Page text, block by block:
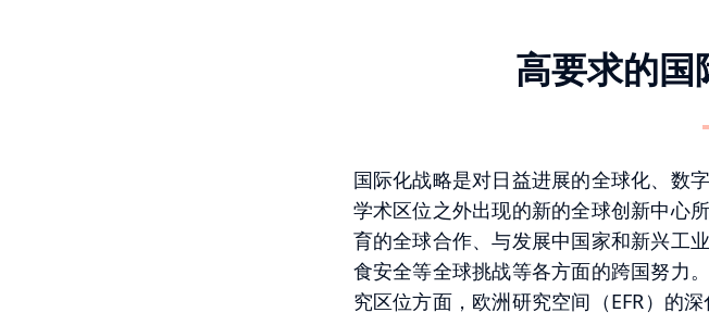
高要求的国
国际化战略是对日益进展的全球化、数
学术区位之外出现的新的全球创新中心
育的全球合作、与发展中国家和新兴工
食安全等全球挑战等各方面的跨国努力
究区位方面，欧洲研究空间（EFR）的深